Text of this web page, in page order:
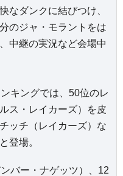
なダンクに結びつけ、
のジャ・モラントをは
中継の実況など会場中
キングでは、50位のレ
ス・レイカーズ）を皮
ッチ（レイカーズ）な
登場。
バー・ナゲッツ）、12